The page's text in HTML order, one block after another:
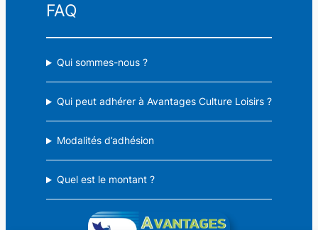
FAQ
Qui sommes-nous ?
Qui peut adhérer à Avantages Culture Loisirs ?
Modalités d’adhésion
Quel est le montant ?